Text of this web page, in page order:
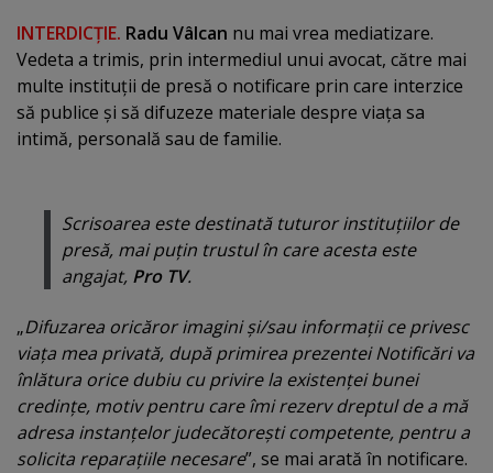
INTERDICŢIE. Radu Vâlcan nu mai vrea mediatizare.
Vedeta a trimis, prin intermediul unui avocat, către mai
multe instituţii de presă o notificare prin care interzice
să publice şi să difuzeze materiale despre viaţa sa
intimă, personală sau de familie.
Scrisoarea este destinată tuturor instituţiilor de
presă, mai puţin trustul în care acesta este
angajat, Pro TV.
„Difuzarea oricăror imagini şi/sau informaţii ce privesc
viaţa mea privată, după primirea prezentei Notificări va
înlătura orice dubiu cu privire la existenţei bunei
credinţe, motiv pentru care îmi rezerv dreptul de a mă
adresa instanţelor judecătoreşti competente, pentru a
solicita reparaţiile necesare”, se mai arată în notificare.